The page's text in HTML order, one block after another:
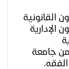
القانونية
الإدارية
جامعة